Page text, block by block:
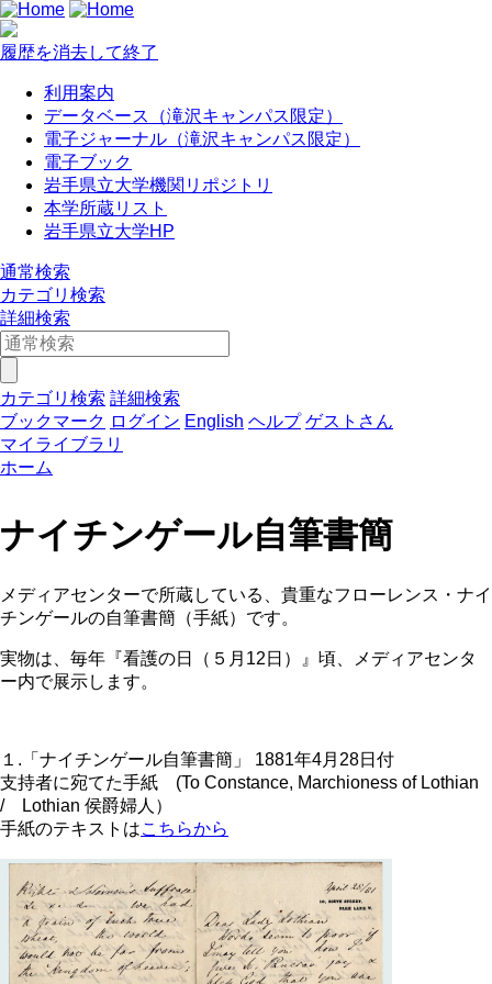
履歴を消去して終了
利用案内
データベース（滝沢キャンパス限定）
電子ジャーナル（滝沢キャンパス限定）
電子ブック
岩手県立大学機関リポジトリ
本学所蔵リスト
岩手県立大学HP
通常検索
カテゴリ検索
詳細検索
カテゴリ検索 詳細検索
ブックマーク ログイン English ヘルプ ゲストさん
マイライブラリ
ホーム
ナイチンゲール自筆書簡
メディアセンターで所蔵している、貴重なフローレンス・ナイ
チンゲールの自筆書簡（手紙）です。
実物は、毎年『看護の日（５月12日）』頃、メディアセンタ
ー内で展示します。
１.「ナイチンゲール自筆書簡」 1881年4月28日付
支持者に宛てた手紙 (To Constance, Marchioness of Lothian
/ Lothian 侯爵婦人）
手紙のテキストはこちらから